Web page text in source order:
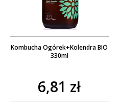
Kombucha Ogórek+Kolendra BIO
330ml
6,81 zł